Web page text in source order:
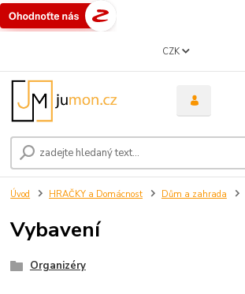
CZK
Úvod HRAČKY a Domácnost Dům a zahrada
Vybavení
Organizéry